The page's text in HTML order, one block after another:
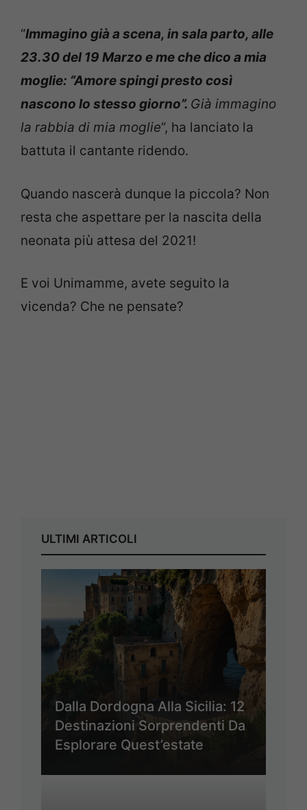
“Immagino già a scena, in sala parto, alle
23.30 del 19 Marzo e me che dico a mia
moglie: “Amore spingi presto così
nascono lo stesso giorno”. Già immagino
la rabbia di mia moglie“, ha lanciato la
battuta il cantante ridendo.
Quando nascerà dunque la piccola? Non
resta che aspettare per la nascita della
neonata più attesa del 2021!
E voi Unimamme, avete seguito la
vicenda? Che ne pensate?
ULTIMI ARTICOLI
Dalla Dordogna Alla Sicilia: 12
Destinazioni Sorprendenti Da
Esplorare Quest’estate